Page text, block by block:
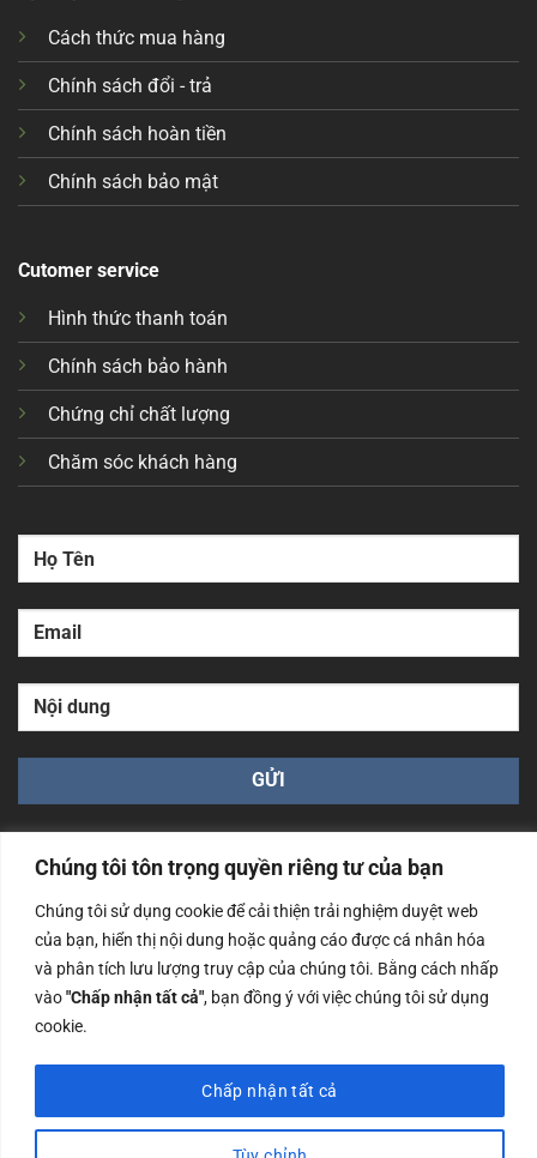
Chúng tôi tôn trọng quyền riêng tư của bạn
Chúng tôi sử dụng cookie để cải thiện trải nghiệm duyệt web
của bạn, hiển thị nội dung hoặc quảng cáo được cá nhân hóa
và phân tích lưu lượng truy cập của chúng tôi. Bằng cách nhấp
vào"Chấp nhận tất cả", bạn đồng ý với việc chúng tôi sử dụng
cookie.
Chấp nhận tất cả
Cách thức mua hàng
Chính sách đổi - trả
Chính sách hoàn tiền
Chính sách bảo mật
Cutomer service
Hình thức thanh toán
Chính sách bảo hành
Chứng chỉ chất lượng
Chăm sóc khách hàng
Công ty TNHH Nam Bình Xương - Số ĐKKD: 0108783483
cấp ngày 14/06/2019 bởi Sở Kế Hoạch và Đầu Tư Tp. Hà
Nội
Copyrights @2023 Nam Binh Xuong. All Rights Reserved